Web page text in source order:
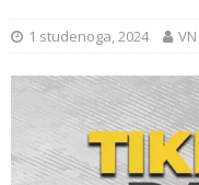
1 studenoga, 2024 VN